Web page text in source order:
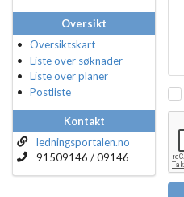
Oversikt
Oversiktskart
Liste over søknader
Liste over planer
Postliste
Kontakt
ledningsportalen.no
91509146 / 09146